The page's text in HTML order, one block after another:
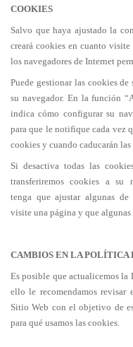
COOKIES
Salvo que haya ajustado la
creará cookies en cuanto
los navegadores de Internet
Puede gestionar las cookies
su navegador. En la función
indica cómo configurar su
para que le notifique cada vez
cookies y cuando caducarán
Si desactiva todas las
transferiremos cookies a su
tenga que ajustar algunas de
visite una página y que
CAMBIOS EN LA POLÍTICA
Es posible que actualicemos
ello le recomendamos revisar
Sitio Web con el objetivo de
para qué usamos las cookies.